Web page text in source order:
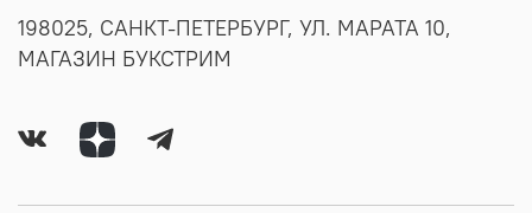
198025, САНКТ-ПЕТЕРБУРГ, УЛ. МАРАТА 10,
МАГАЗИН БУКСТРИМ